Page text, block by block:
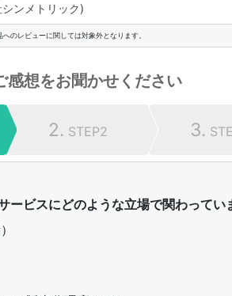
ンメトリック)
のレビューに関しては対象外となります。
感想をお聞かせください
2. STEP2 3.
ービスにどのような立場で関わってい